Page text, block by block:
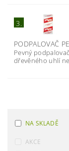
3.
PODPALOVAČ
Pevný
dřevěného uhlí
NA SKLADĚ
AKCE